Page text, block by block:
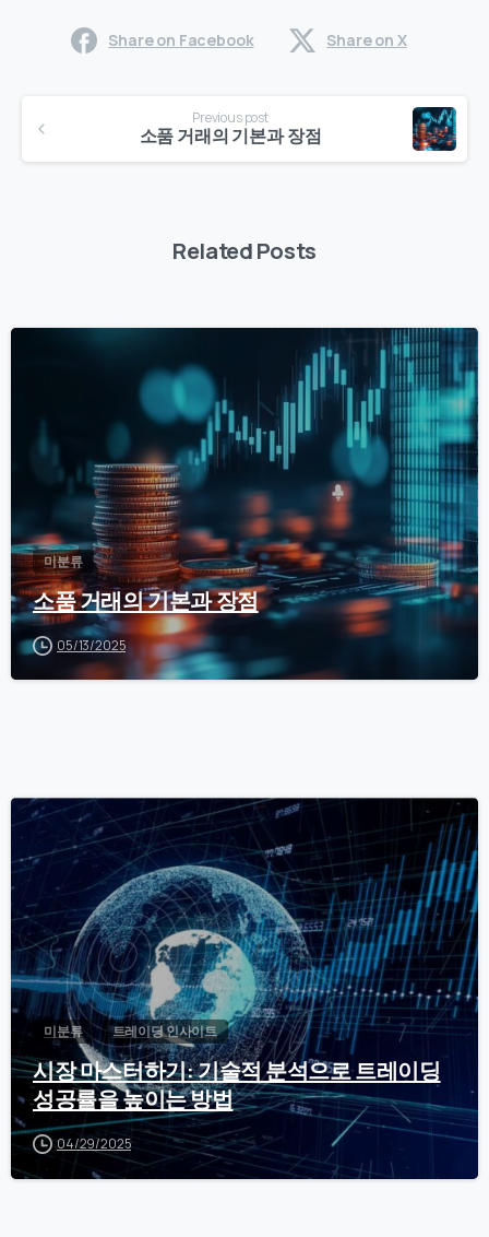
Share on Facebook Share on X
Reading
Previous post
소품 거래의 기본과 장점
Related Posts
0
미분류
소품 거래의 기본과 장점
05/13/2025
0
미분류 트레이딩 인사이트
시장 마스터하기: 기술적 분석으로 트레이딩
성공률을 높이는 방법
04/29/2025